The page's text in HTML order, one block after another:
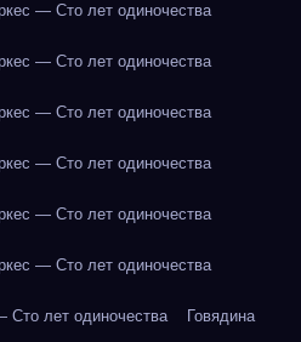
— Сто лет одиночества
— Сто лет одиночества
— Сто лет одиночества
— Сто лет одиночества
— Сто лет одиночества
— Сто лет одиночества
Сто лет одиночества Говядина